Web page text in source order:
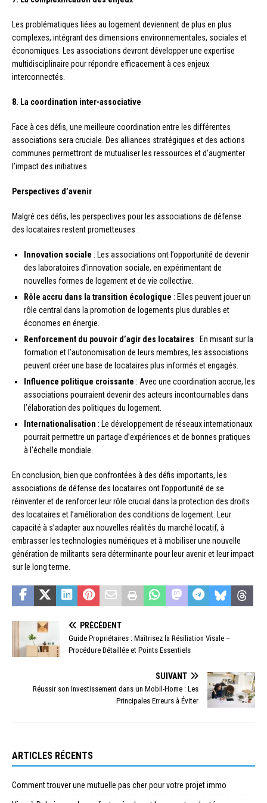
Les problématiques liées au logement deviennent de plus en plus
complexes, intégrant des dimensions environnementales, sociales et
économiques. Les associations devront développer une expertise
multidisciplinaire pour répondre efficacement à ces enjeux
interconnectés.
8. La coordination inter-associative
Face à ces défis, une meilleure coordination entre les différentes
associations sera cruciale. Des alliances stratégiques et des actions
communes permettront de mutualiser les ressources et d’augmenter
l’impact des initiatives.
Perspectives d’avenir
Malgré ces défis, les perspectives pour les associations de défense
des locataires restent prometteuses :
Innovation sociale : Les associations ont l’opportunité de devenir
des laboratoires d’innovation sociale, en expérimentant de
nouvelles formes de logement et de vie collective.
Rôle accru dans la transition écologique : Elles peuvent jouer un
rôle central dans la promotion de logements plus durables et
économes en énergie.
Renforcement du pouvoir d’agir des locataires : En misant sur la
formation et l’autonomisation de leurs membres, les associations
peuvent créer une base de locataires plus informés et engagés.
Influence politique croissante : Avec une coordination accrue, les
associations pourraient devenir des acteurs incontournables dans
l’élaboration des politiques du logement.
Internationalisation : Le développement de réseaux internationaux
pourrait permettre un partage d’expériences et de bonnes pratiques
à l’échelle mondiale.
En conclusion, bien que confrontées à des défis importants, les
associations de défense des locataires ont l’opportunité de se
réinventer et de renforcer leur rôle crucial dans la protection des droits
des locataires et l’amélioration des conditions de logement. Leur
capacité à s’adapter aux nouvelles réalités du marché locatif, à
embrasser les technologies numériques et à mobiliser une nouvelle
génération de militants sera déterminante pour leur avenir et leur impact
sur le long terme.
PRÉCÉDENT
Guide Propriétaires : Maîtrisez la Résiliation Visale –
Procédure Détaillée et Points Essentiels
SUIVANT
Réussir son Investissement dans un Mobil-Home : Les
Principales Erreurs à Éviter
ARTICLES RÉCENTS
Comment trouver une mutuelle pas cher pour votre projet immo